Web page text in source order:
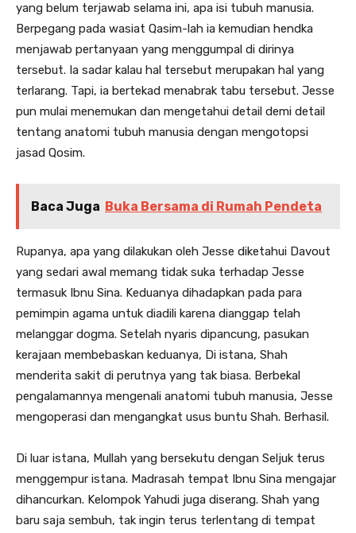
yang belum terjawab selama ini, apa isi tubuh manusia.
Berpegang pada wasiat Qasim-lah ia kemudian hendka
menjawab pertanyaan yang menggumpal di dirinya
tersebut. Ia sadar kalau hal tersebut merupakan hal yang
terlarang. Tapi, ia bertekad menabrak tabu tersebut. Jesse
pun mulai menemukan dan mengetahui detail demi detail
tentang anatomi tubuh manusia dengan mengotopsi
jasad Qosim.
Baca Juga Buka Bersama di Rumah Pendeta
Rupanya, apa yang dilakukan oleh Jesse diketahui Davout
yang sedari awal memang tidak suka terhadap Jesse
termasuk Ibnu Sina. Keduanya dihadapkan pada para
pemimpin agama untuk diadili karena dianggap telah
melanggar dogma. Setelah nyaris dipancung, pasukan
kerajaan membebaskan keduanya, Di istana, Shah
menderita sakit di perutnya yang tak biasa. Berbekal
pengalamannya mengenali anatomi tubuh manusia, Jesse
mengoperasi dan mengangkat usus buntu Shah. Berhasil.
Di luar istana, Mullah yang bersekutu dengan Seljuk terus
menggempur istana. Madrasah tempat Ibnu Sina mengajar
dihancurkan. Kelompok Yahudi juga diserang. Shah yang
baru saja sembuh, tak ingin terus terlentang di tempat